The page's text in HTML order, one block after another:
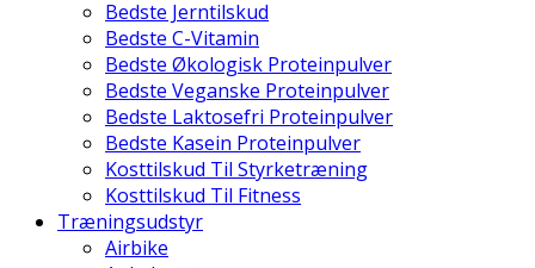
Bedste Jerntilskud
Bedste C-Vitamin
Bedste Økologisk Proteinpulver
Bedste Veganske Proteinpulver
Bedste Laktosefri Proteinpulver
Bedste Kasein Proteinpulver
Kosttilskud Til Styrketræning
Kosttilskud Til Fitness
Træningsudstyr
Airbike